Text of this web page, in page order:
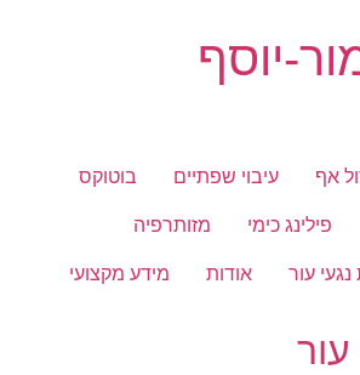
יוסף
אף עיבוי שפתיים בוטוקס
פילינג כימי מזותרפיה
עור אודות מידע מקצועי